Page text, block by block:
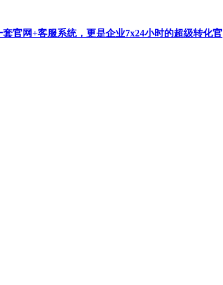
官网+客服系统，更是企业7x24小时的超级转化官